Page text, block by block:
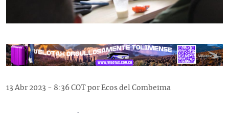
13 Abr 2023 - 8:36 COT por Ecos del Combeima